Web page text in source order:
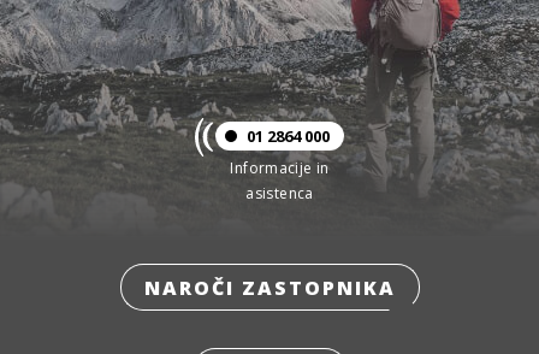
01 2864 000
Informacije in
asistenca
NAROČI ZASTOPNIKA